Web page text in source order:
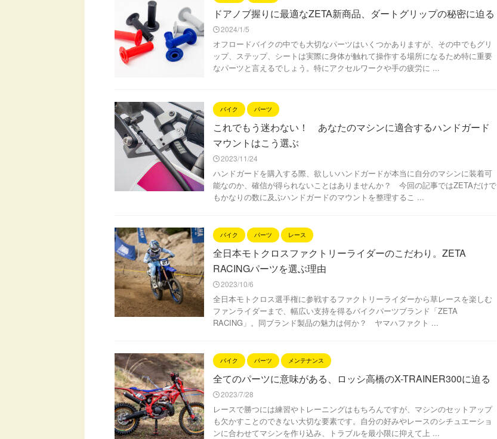
ドアノブ握りに最適なZETA新商品、ダートグリップの秘密に迫る
2024/1/5
オフロードバイクの中でも大切なパーツはいくつかありますが、その中でもグリ
ップ、ステップ、シートは実際に身体が触れて操作する場所になるため特に重要
なパーツと言えるでしょう。特にアクセルワークや手の疲労に ...
バイク パーツ
これでもう迷わない！ あなたのマシンに適合するハンドガード
マウントはこう選ぶ
2023/11/24
ハンドガードを購入する際、欲しいハンドガードが本当に自分のマシンに装着可
能なのか、確信が得られないことはありませんか？ 今回の記事ではZETAだけで
もかなりの数に及ぶハンドガードのマウントを整理するこ ...
バイク パーツ レース
全日本モトクロスファクトリーライダーのこだわり。ZETA
RACINGパーツを選ぶ理由
2023/10/6
全日本モトクロス選手権に参戦するファクトリーライダーから草レースを楽しむ
ファンライダーまで、幅広い支持を得るバイクパーツブランド「ZETA
RACING」。同ブランド製品の魅力は何か？ ヤマハファクト ...
バイク パーツ メンテナンス
全てのパーツに意味がある、ロッシ高橋のX-TRAINER300に迫る
2023/7/28
レースで勝つには練習やトレーニングはもちろんですが、マシンのセットアップ
も欠かすことのできない大切な要素です。自分の好みやレースのシチュエーショ
ンに合わせてマシンを作り込み、トラブルを最小限に抑えて上 ...